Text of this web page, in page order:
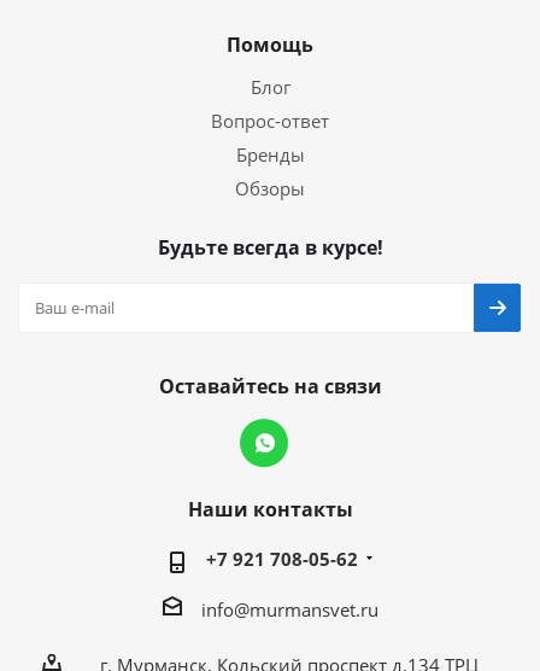
Помощь
Блог
Вопрос-ответ
Бренды
Обзоры
Будьте всегда в курсе!
Оставайтесь на связи
Наши контакты
+7 921 708-05-62
info@murmansvet.ru
г. Мурманск, Кольский проспект д.134 ТРЦ